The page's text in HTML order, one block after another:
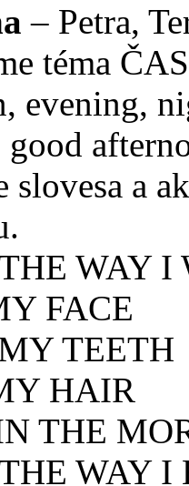
– Petra,
téma
evening,
slovesa a
WAY
FACE
TEETH
HAIR
THE
WAY